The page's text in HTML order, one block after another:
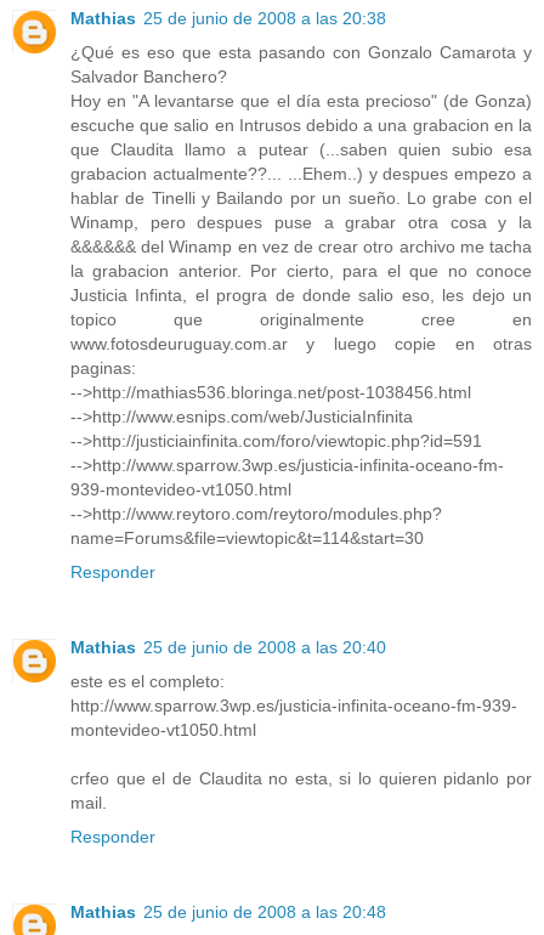
Mathias 25 de junio de 2008 a las 20:38
¿Qué es eso que esta pasando con Gonzalo Camarota y
Salvador Banchero?
Hoy en "A levantarse que el día esta precioso" (de Gonza)
escuche que salio en Intrusos debido a una grabacion en la
que Claudita llamo a putear (...saben quien subio esa
grabacion actualmente??... ...Ehem..) y despues empezo a
hablar de Tinelli y Bailando por un sueño. Lo grabe con el
Winamp, pero despues puse a grabar otra cosa y la
&&&&&& del Winamp en vez de crear otro archivo me tacha
la grabacion anterior. Por cierto, para el que no conoce
Justicia Infinta, el progra de donde salio eso, les dejo un
topico que originalmente cree en
www.fotosdeuruguay.com.ar y luego copie en otras
paginas:
-->http://mathias536.bloringa.net/post-1038456.html
-->http://www.esnips.com/web/JusticiaInfinita
-->http://justiciainfinita.com/foro/viewtopic.php?id=591
-->http://www.sparrow.3wp.es/justicia-infinita-oceano-fm-
939-montevideo-vt1050.html
-->http://www.reytoro.com/reytoro/modules.php?
name=Forums&file=viewtopic&t=114&start=30
Responder
Mathias 25 de junio de 2008 a las 20:40
este es el completo:
http://www.sparrow.3wp.es/justicia-infinita-oceano-fm-939-
montevideo-vt1050.html
crfeo que el de Claudita no esta, si lo quieren pidanlo por
mail.
Responder
Mathias 25 de junio de 2008 a las 20:48